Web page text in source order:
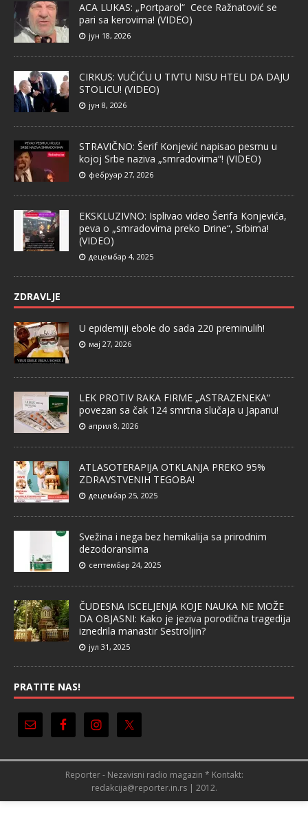
ACA LUKAS: „Portparol“ Cece Ražnatović se
pari sa kerovima! (VIDEO)
јун 18, 2026
CIRKUS: VUČIĆU U TIVTU NISU HTELI DA DAJU
STOLICU! (VIDEO)
јун 8, 2026
STRAVIČNO: Šerif Konjević napisao pesmu u
kojoj Srbe naziva „smradovima“! (VIDEO)
фебруар 27, 2026
EKSKLUZIVNO: Isplivao video Šerifa Konjevića,
peva o „smradovima preko Drine“, Srbima!
(VIDEO)
децембар 4, 2025
ZDRAVLJE
U epidemiji ebole do sada 220 preminulih!
мај 27, 2026
LEK PROTIV RAKA FIRME „ASTRAZENEKA“
povezan sa čak 124 smrtna slučaja u Japanu!
април 8, 2026
ATLASOTERAPIJA OTKLANJA PREKO 95%
ZDRAVSTVENIH TEGOBA!
децембар 25, 2025
Svežina i nega bez hemikalija sa prirodnim
dezodoransima
септембар 24, 2025
ČUDESNA ISCELJENJA KOJE NAUKA NE MOŽE
DA OBJASNI: Kako je jeziva porodična tragedija
iznedrila manastir Sestroljin?
јул 31, 2025
PRATITE NAS!
Reporter - Nezavisni radio magazin * Kontakt:
redakcija@reporter.in.rs | 2012.